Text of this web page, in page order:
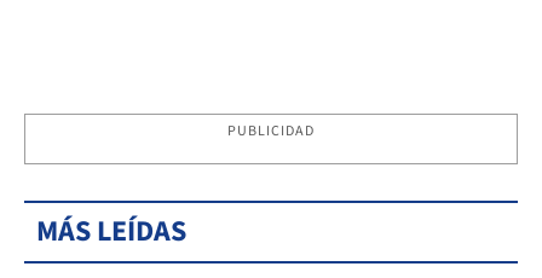
PUBLICIDAD
MÁS LEÍDAS